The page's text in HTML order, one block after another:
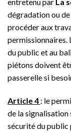
entretenu par La
dégradation ou
procéder aux
permissionnaires.
du public et au
piétons doivent
passerelle si
Article 4 : le
de la signalisation
sécurité du public